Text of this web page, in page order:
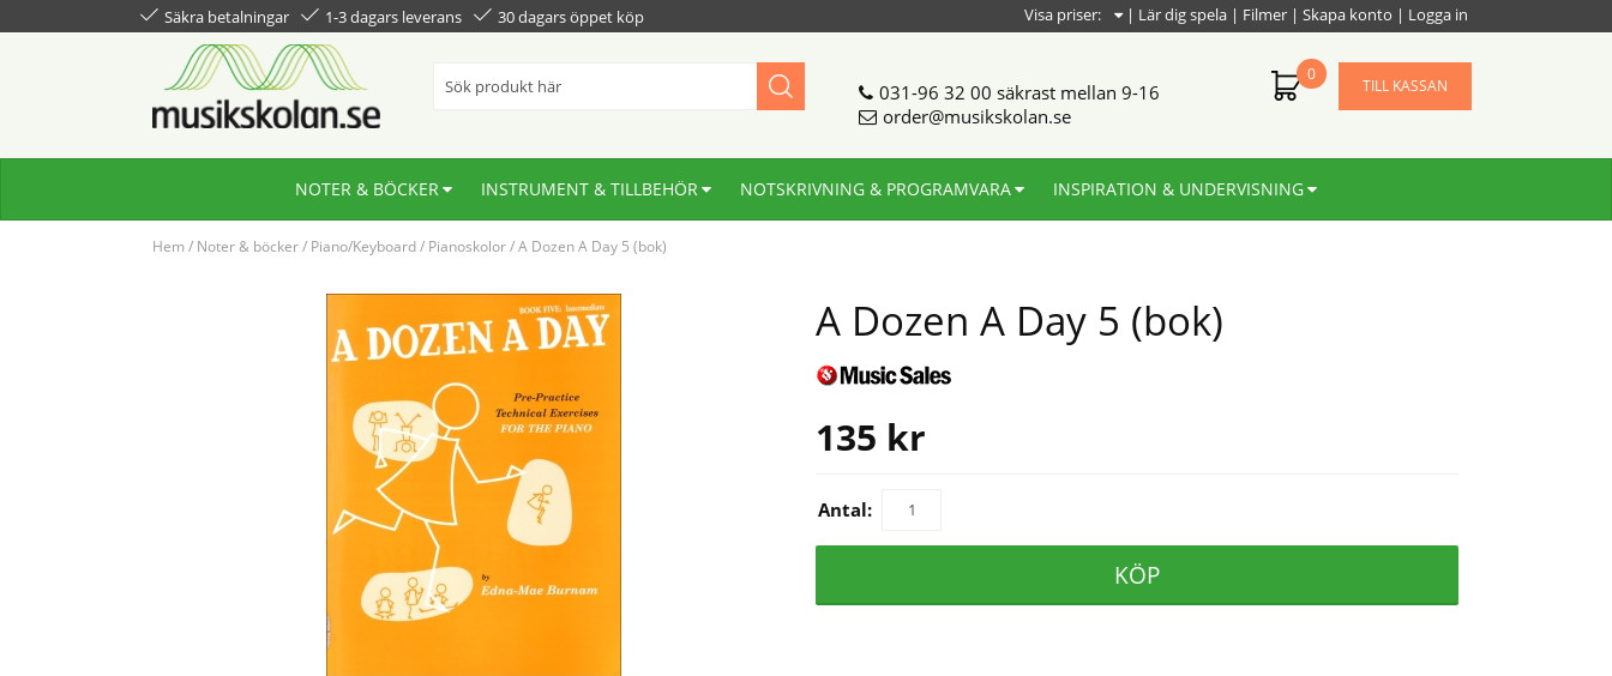
Säkra betalningar 1-3 dagars leverans 30 dagars öppet köp | Lär dig spela | Filmer | Skapa konto | Logga in
Visa priser:
031-96 32 00 säkrast mellan 9-16
order@musikskolan.se
0
TILL KASSAN
NOTER & BÖCKER INSTRUMENT & TILLBEHÖR NOTSKRIVNING & PROGRAMVARA INSPIRATION & UNDERVISNING
Hem / Noter & böcker/ Piano/Keyboard/ Pianoskolor/A Dozen A Day 5 (bok)
A Dozen A Day 5 (bok)
135 kr
Antal:
KÖP